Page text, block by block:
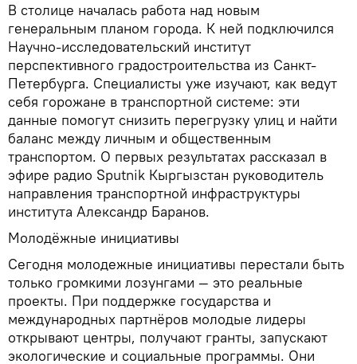
В столице началась работа над новым
генеральным планом города. К ней подключился
Научно-исследовательский институт
перспективного градостроительства из Санкт-
Петербурга. Специалисты уже изучают, как ведут
себя горожане в транспортной системе: эти
данные помогут снизить перегрузку улиц и найти
баланс между личным и общественным
транспортом. О первых результатах рассказал в
эфире радио Sputnik Кыргызстан руководитель
направления транспортной инфраструктуры
института Александр Баранов.
Молодёжные инициативы
Сегодня молодежные инициативы перестали быть
только громкими лозунгами — это реальные
проекты. При поддержке государства и
международных партнёров молодые лидеры
открывают центры, получают гранты, запускают
экологические и социальные программы. Они